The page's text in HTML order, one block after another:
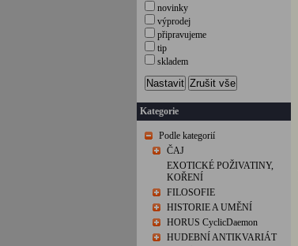
novinky
výprodej
připravujeme
tip
skladem
Nastavit Zrušit vše
Kategorie
Podle kategorií
ČAJ
EXOTICKÉ POŽIVATINY,
KOŘENÍ
FILOSOFIE
HISTORIE A UMĚNÍ
HORUS CyclicDaemon
HUDEBNÍ ANTIKVARIÁT